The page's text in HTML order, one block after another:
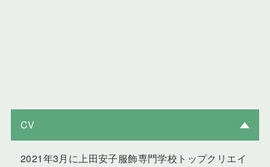
CV
2021年3月に上田安子服飾専門学校トップクリエイ